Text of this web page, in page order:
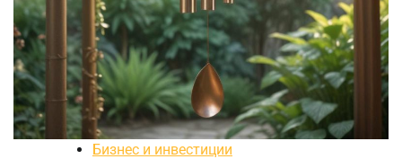
Бизнес и инвестиции